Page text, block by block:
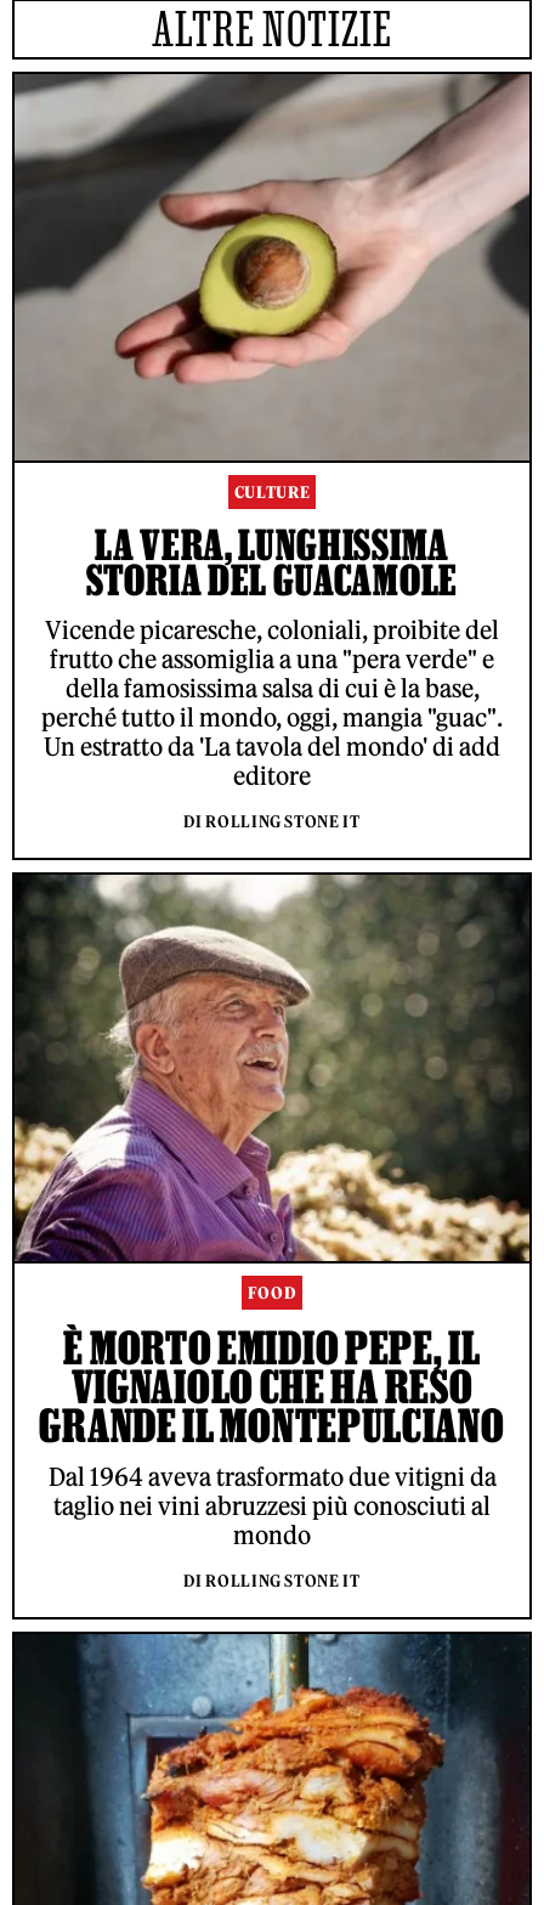
ALTRE NOTIZIE
CULTURE
LA VERA, LUNGHISSIMA
STORIA DEL GUACAMOLE
Vicende picaresche, coloniali, proibite del
frutto che assomiglia a una "pera verde" e
della famosissima salsa di cui è la base,
perché tutto il mondo, oggi, mangia "guac".
Un estratto da 'La tavola del mondo' di add
editore
DI ROLLING STONE IT
FOOD
È MORTO EMIDIO PEPE, IL
VIGNAIOLO CHE HA RESO
GRANDE IL MONTEPULCIANO
Dal 1964 aveva trasformato due vitigni da
taglio nei vini abruzzesi più conosciuti al
mondo
DI ROLLING STONE IT